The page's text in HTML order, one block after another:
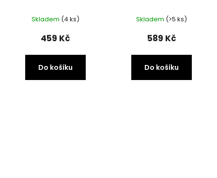
Skladem (4 ks)
459 Kč
Do košíku
Skladem (>5 ks)
589 Kč
Do košíku